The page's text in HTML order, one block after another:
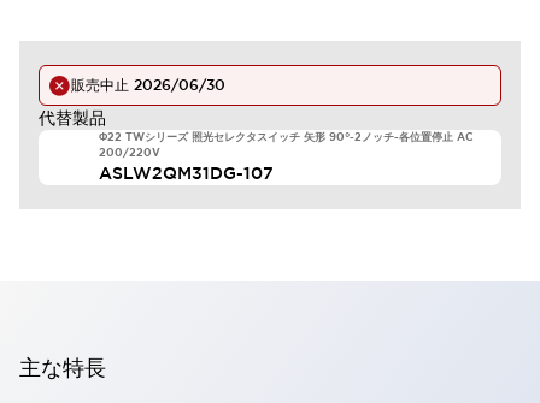
販売中止 2026/06/30
代替製品
Φ22 TWシリーズ 照光セレクタスイッチ 矢形 90°-2ノッチ-各位置停止 AC
200/220V
ASLW2QM31DG-107
主な特長